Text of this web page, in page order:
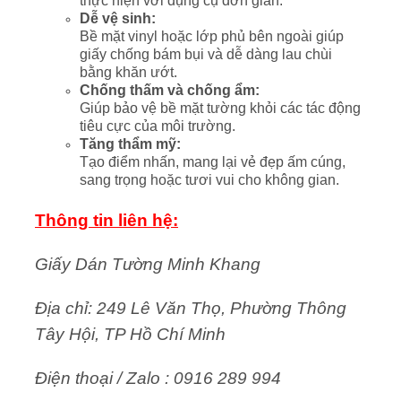
Dễ vệ sinh:
Bề mặt vinyl hoặc lớp phủ bên ngoài giúp
giấy chống bám bụi và dễ dàng lau chùi
bằng khăn ướt.
Chống thấm và chống ẩm:
Giúp bảo vệ bề mặt tường khỏi các tác động
tiêu cực của môi trường.
Tăng thẩm mỹ:
Tạo điểm nhấn, mang lại vẻ đẹp ấm cúng,
sang trọng hoặc tươi vui cho không gian.
Thông tin liên hệ:
Giấy Dán Tường Minh Khang
Địa chỉ: 249 Lê Văn Thọ, Phường Thông
Tây Hội, TP Hồ Chí Minh
Điện thoại / Zalo : 0916 289 994